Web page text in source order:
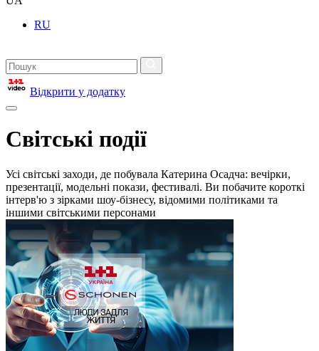
RU
Відкрити у додатку
Світські події
Усі світські заходи, де побувала Катерина Осадча: вечірки,
презентації, модельні покази, фестивалі. Ви побачите короткі
інтерв'ю з зірками шоу-бізнесу, відомими політиками та
іншими світськими персонами